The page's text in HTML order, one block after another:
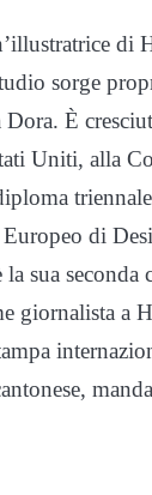
di
sorge
Dora. È
Uniti, alla
Europeo di
sua seconda
giornalista a